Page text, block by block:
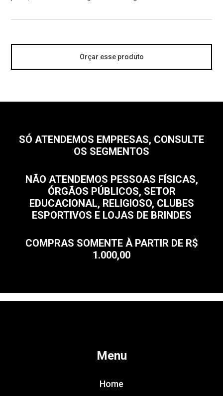
Orçar esse produto
SÓ ATENDEMOS EMPRESAS, CONSULTE
OS SEGMENTOS
NÃO ATENDEMOS PESSOAS FÍSICAS,
ÓRGÃOS PÚBLICOS, SETOR
EDUCACIONAL, RELIGIOSO, CLUBES
ESPORTIVOS E LOJAS DE BRINDES
COMPRAS SOMENTE À PARTIR DE R$
1.000,00
Menu
Home